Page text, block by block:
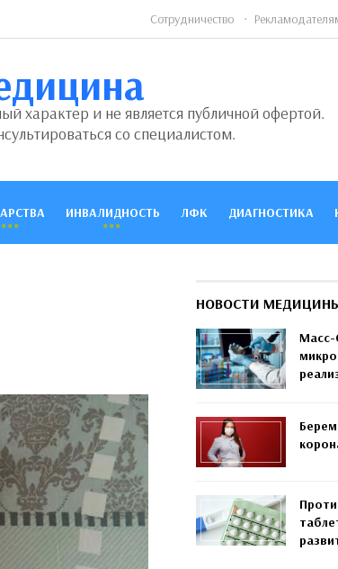
Сотрудничество
характер и не является публичной офертой.
со специалистом.
ИНВАЛИДНОСТЬ ЛФК ДИАГНОСТИКА
НОВОСТИ
Масс-